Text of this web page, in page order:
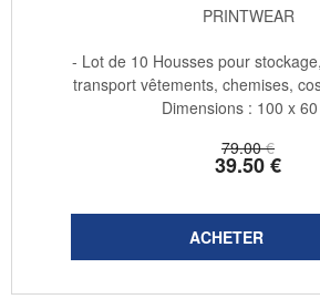
PRINTWEAR
79.00 €
39.50€
- Lot de 10 Housses pour
transport vêtements, chemises,
Dimensions : 100 x